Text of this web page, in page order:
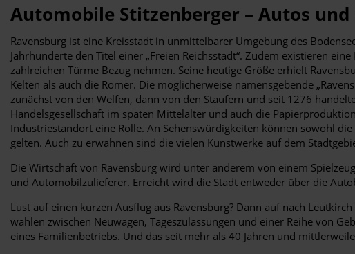
Automobile Stitzenberger – Autos
Ravensburg ist eine Kreisstadt in unmittelbarer Umgebung des
Jahrhunderte den Titel einer „Freien Reichsstadt“. Zudem existieren
zahlreichen Türme Bezug nehmen. Seine heutige Größe erhielt
Kelten als auch die Römer. Die möglicherweise namensgebende
zunächst von den Welfen, dann von den Staufern und seit 1276
Handelsgesellschaft im späten Mittelalter und auch die
Industriestandort eine Rolle. An Sehenswürdigkeiten können sowohl
gelten. Auch zu erwähnen sind die vielen Kunstwerke auf dem
Die Wirtschaft von Ravensburg wird unter anderem von einem
und Automobilzulieferer. Erreicht wird die Stadt entweder über die
Lust auf einen kurzen Ausflug aus Ravensburg? Dann auf nach
wählen zwischen Neuwagen, Tageszulassungen und einer Reihe von
eines Familienbetriebs. Und das seit mehr als 40 Jahren und